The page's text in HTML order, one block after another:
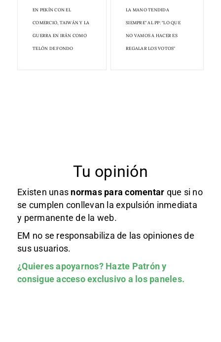
EN PEKÍN CON EL
COMERCIO, TAIWÁN Y LA
GUERRA EN IRÁN COMO
TELÓN DE FONDO
LA MANO TENDIDA
SIEMPRE" AL PP: "LO QUE
NO VAMOS A HACER ES
REGALAR LOS VOTOS"
Tu opinión
Existen unas normas para comentar que si no
se cumplen conllevan la expulsión inmediata
y permanente de la web.
EM no se responsabiliza de las opiniones de
sus usuarios.
¿Quieres apoyarnos? Hazte Patróny
consigue acceso exclusivo a los paneles.